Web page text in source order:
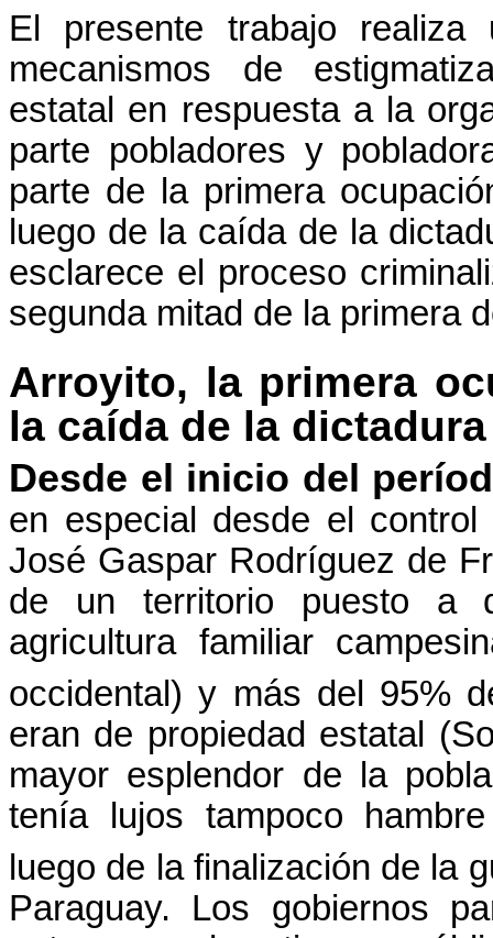
El presente trabajo realiza
mecanismos de
estatal en respuesta a la
parte pobladores y
parte de la primera
luego de la caída de la
esclarece el proceso
segunda mitad de la primera
Arroyito, la primera
la caída de la
Desde el inicio del
en especial desde el
José Gaspar Rodríguez de
de un territorio puesto a
agricultura familiar
occidental) y más del 95%
eran de propiedad estatal
mayor esplendor de la
tenía lujos tampoco
luego de la finalización de la
Paraguay. Los gobiernos